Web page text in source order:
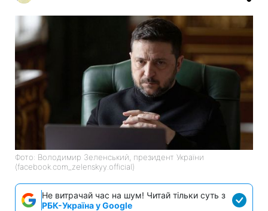
Фото: Володимир Зеленський, президент України
(facebook.com_zelenskyy.official)
Не витрачай час на шум! Читай тільки суть з
РБК-Україна у Google